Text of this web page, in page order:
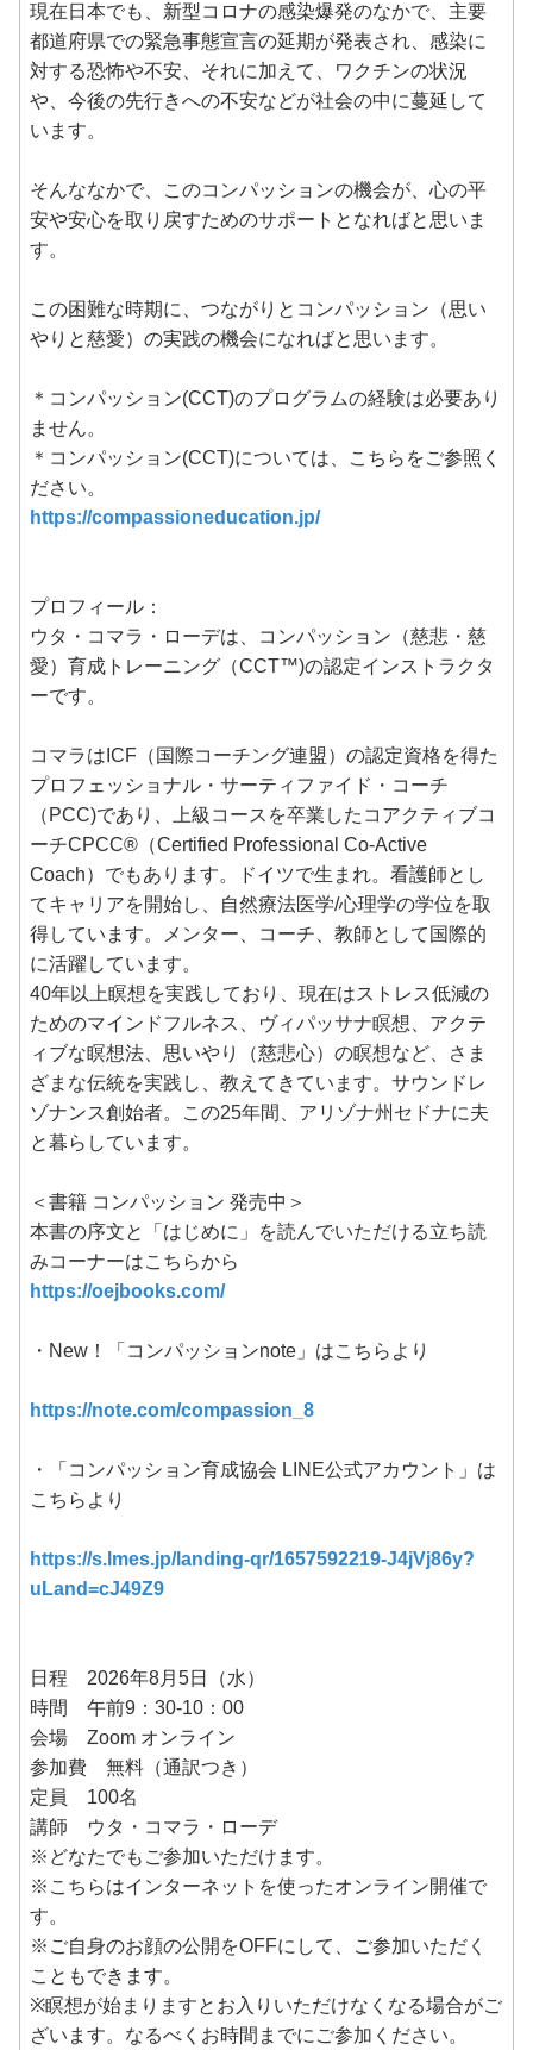
現在日本でも、新型コロナの感染爆発のなかで、主要
都道府県での緊急事態宣言の延期が発表され、感染に
対する恐怖や不安、それに加えて、ワクチンの状況
や、今後の先行きへの不安などが社会の中に蔓延して
います。
そんななかで、このコンパッションの機会が、心の平
安や安心を取り戻すためのサポートとなればと思いま
す。
この困難な時期に、つながりとコンパッション（思い
やりと慈愛）の実践の機会になればと思います。
＊コンパッション(CCT)のプログラムの経験は必要あり
ません。
＊コンパッション(CCT)については、こちらをご参照く
ださい。
https://compassioneducation.jp/
プロフィール：
ウタ・コマラ・ローデは、コンパッション（慈悲・慈
愛）育成トレーニング（CCT™️)の認定インストラクタ
ーです。
コマラはICF（国際コーチング連盟）の認定資格を得た
プロフェッショナル・サーティファイド・コーチ
（PCC)であり、上級コースを卒業したコアクティブコ
ーチCPCC®（Certified Professional Co-Active
Coach）でもあります。ドイツで生まれ。看護師とし
てキャリアを開始し、自然療法医学/心理学の学位を取
得しています。メンター、コーチ、教師として国際的
に活躍しています。
40年以上瞑想を実践しており、現在はストレス低減の
ためのマインドフルネス、ヴィパッサナ瞑想、アクテ
ィブな瞑想法、思いやり（慈悲心）の瞑想など、さま
ざまな伝統を実践し、教えてきています。サウンドレ
ゾナンス創始者。この25年間、アリゾナ州セドナに夫
と暮らしています。
＜書籍 コンパッション 発売中＞
本書の序文と「はじめに」を読んでいただける立ち読
みコーナーはこちらから
https://oejbooks.com/
・New！「コンパッションnote」はこちらより
https://note.com/compassion_8
・「コンパッション育成協会 LINE公式アカウント」は
こちらより
https://s.lmes.jp/landing-qr/1657592219-J4jVj86y?
uLand=cJ49Z9
日程 2026年8月5日（水）
時間 午前9：30-10：00
会場 Zoom オンライン
参加費 無料（通訳つき）
定員 100名
講師 ウタ・コマラ・ローデ
※どなたでもご参加いただけます。
※こちらはインターネットを使ったオンライン開催で
す。
※ご自身のお顔の公開をOFFにして、ご参加いただく
こともできます。
※瞑想が始まりますとお入りいただけなくなる場合がご
ざいます。なるべくお時間までにご参加ください。